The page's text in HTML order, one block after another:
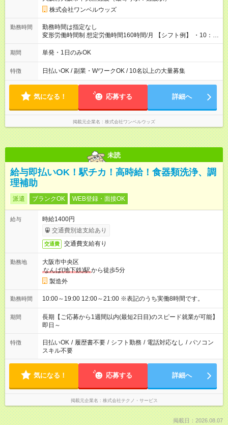
株式会社ワンベルウッズ
勤務時間
勤務時間は指定なし
変形労働時間制 想定労働時間160時間/月 【シフト例】 ・10：
00～20：00
期間 単発・1日のみOK
特徴 日払いOK / 副業・WワークOK / 10名以上の大量募集
気になる！ 応募する 詳細へ
掲載元企業名 株式会社ワンベルウッズ
未読
給与即払いOK！駅チカ！高時給！食器類洗浄、調
理補助
派遣 ブランクOK WEB登録・面接OK
給与
時給1400円
交通費別途支給あり
交通費 交通費支給有り
勤務地
大阪市中央区
なんば(地下鉄)駅から徒歩5分
製造外
勤務時間 10:00～19:00 12:00～21:00 ※表記のうち実働8時間です。
期間
長期【ご応募から1週間以内(最短2日目)のスピード就業が可能】
即日～
特徴 日払いOK / 履歴書不要 / シフト勤務 / 電話対応なし / パソコン
スキル不要
気になる！ 応募する 詳細へ
掲載元企業名 株式会社テクノ・サービス
掲載日：2026.08.07